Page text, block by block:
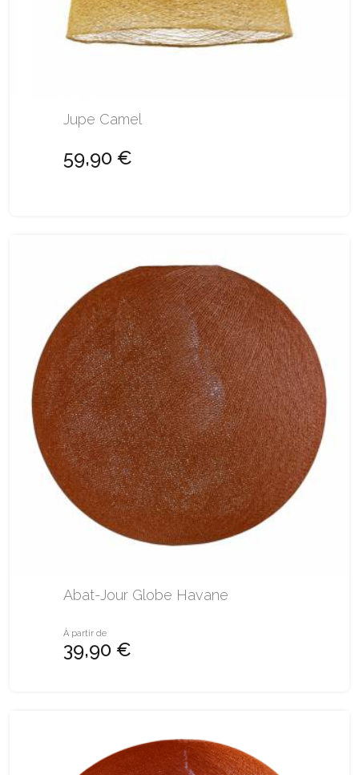
Jupe Camel
59,90 €
Abat-Jour Globe Havane
À partir de
39,90 €